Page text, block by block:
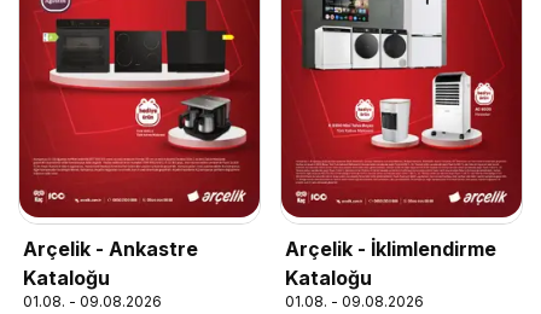
Arçelik - Ankastre
Kataloğu
01.08. - 09.08.2026
Arçelik - İklimlendirme
Kataloğu
01.08. - 09.08.2026